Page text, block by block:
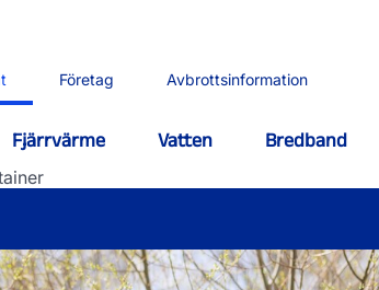
Företag Avbrottsinformation
Fjärrvärme Vatten Bredband